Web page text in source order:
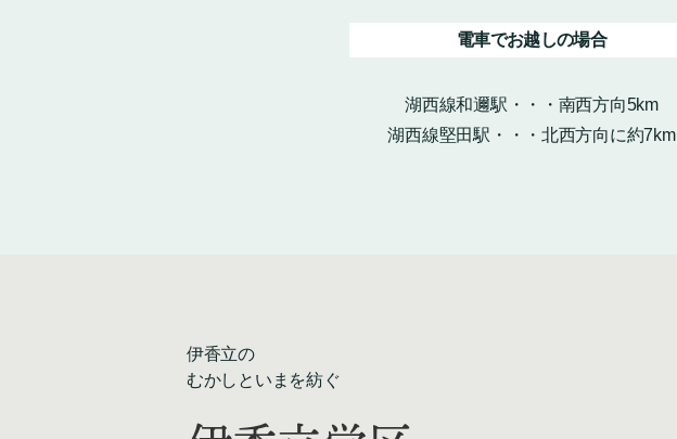
電車でお越しの場合
湖西線和邇駅・・・南西方向5km
湖西線堅田駅・・・北西方向に約7km
伊香立の
むかしといまを紡ぐ